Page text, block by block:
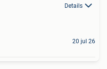
Details
20 jul 26